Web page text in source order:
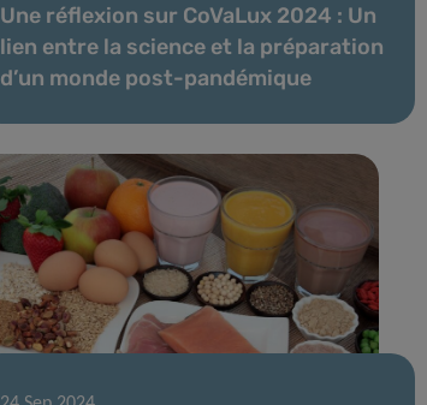
Une réflexion sur CoVaLux 2024 : Un
lien entre la science et la préparation
d’un monde post-pandémique